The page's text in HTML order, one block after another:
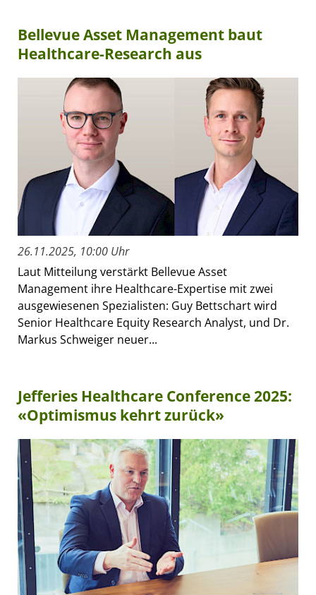
Bellevue Asset Management baut
Healthcare-Research aus
26.11.2025, 10:00 Uhr
Laut Mitteilung verstärkt Bellevue Asset
Management ihre Healthcare-Expertise mit zwei
ausgewiesenen Spezialisten: Guy Bettschart wird
Senior Healthcare Equity Research Analyst, und Dr.
Markus Schweiger neuer...
Jefferies Healthcare Conference 2025:
«Optimismus kehrt zurück»